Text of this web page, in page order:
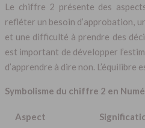
Le chiffre 2 présente des
refléter un besoin d’approbation,
et une difficulté à prendre des
est important de développer
d’apprendre à dire non. L’équilibre
Symbolisme du chiffre 2 en
Aspect